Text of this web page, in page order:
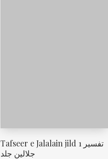
Tafseer e Jalalain jild 1 تفسیر
جلالین جلد